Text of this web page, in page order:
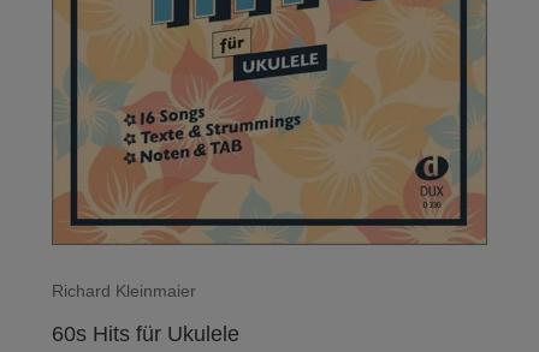
Richard Kleinmaier
60s Hits für Ukulele